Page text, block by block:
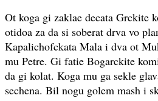
Ot koga gi zaklae decata Grckite
otidoa za da si soberat drva vo
Kapalichofckata Mala i dva ot
mu Petre. Gi fatie Bogarckite
da gi kolat. Koga mu ga sekle
sechena. Bil nogu golem mash i